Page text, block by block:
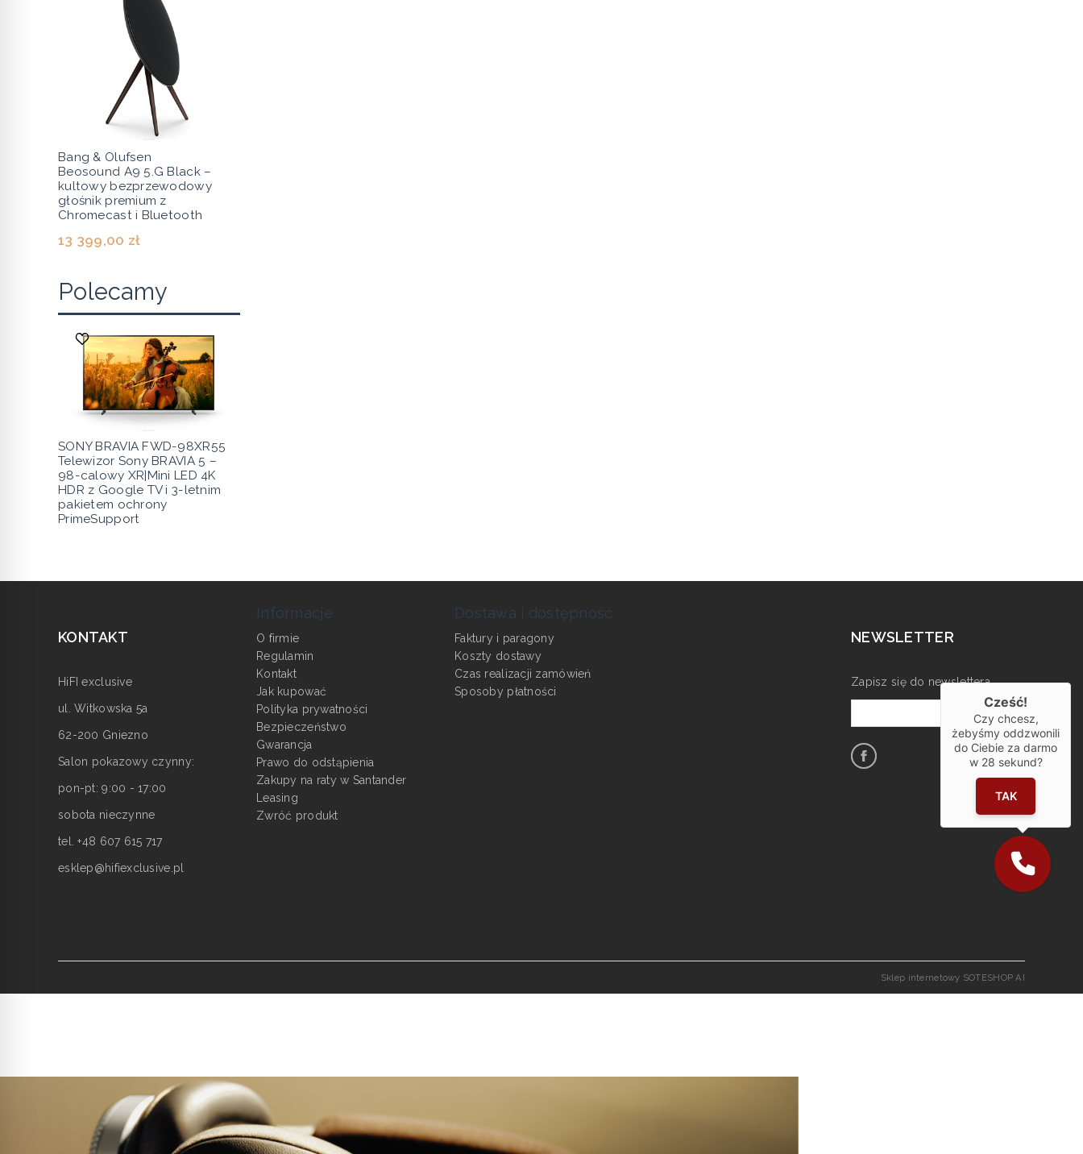
Bang & Olufsen
Beosound A9 5.G Black –
kultowy bezprzewodowy
głośnik premium z
Chromecast i Bluetooth
13 399,00 zł
Polecamy
SONY BRAVIA FWD-98XR55
Telewizor Sony BRAVIA 5 –
98-calowy XR|Mini LED 4K
HDR z Google TV i 3-letnim
pakietem ochrony
PrimeSupport
KONTAKT
HiFI exclusive
ul. Witkowska 5a
62-200 Gniezno
Salon pokazowy czynny:
pon-pt: 9:00 - 17:00
sobota nieczynne
tel. +48 607 615 717
esklep@hifiexclusive.pl
Informacje
O firmie
Regulamin
Kontakt
Jak kupować
Polityka prywatności
Bezpieczeństwo
Gwarancja
Prawo do odstąpienia
Zakupy na raty w Santander
Leasing
Zwróć produkt
Dostawa i dostępność
Faktury i paragony
Koszty dostawy
Czas realizacji zamówień
Sposoby płatności
NEWSLETTER
Zapisz się do newslettera
Sklep internetowy SOTESHOP AI
Cześć!
Czy chcesz,
żebyśmy oddzwonili
do Ciebie za darmo
w 28 sekund?
TAK